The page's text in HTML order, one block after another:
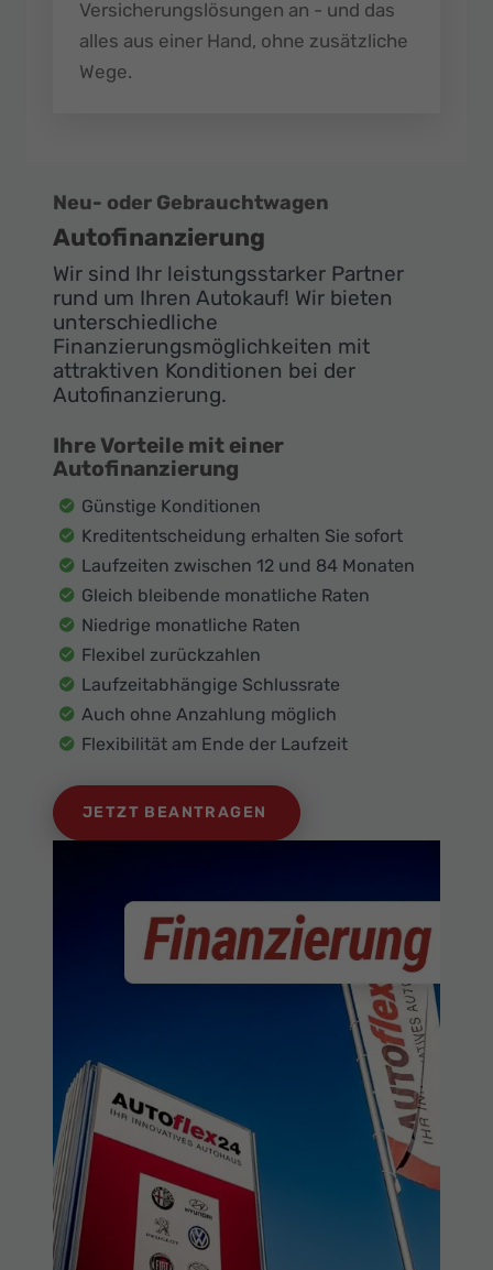
Versicherungslösungen an - und das
alles aus einer Hand, ohne zusätzliche
Wege.
Neu- oder Gebrauchtwagen
Autofinanzierung
Wir sind Ihr leistungsstarker Partner
rund um Ihren Autokauf! Wir bieten
unterschiedliche
Finanzierungsmöglichkeiten mit
attraktiven Konditionen bei der
Autofinanzierung.
Ihre Vorteile mit einer
Autofinanzierung
Günstige Konditionen
Kreditentscheidung erhalten Sie sofort
Laufzeiten zwischen 12 und 84 Monaten
Gleich bleibende monatliche Raten
Niedrige monatliche Raten
Flexibel zurückzahlen
Laufzeitabhängige Schlussrate
Auch ohne Anzahlung möglich
Flexibilität am Ende der Laufzeit
JETZT BEANTRAGEN